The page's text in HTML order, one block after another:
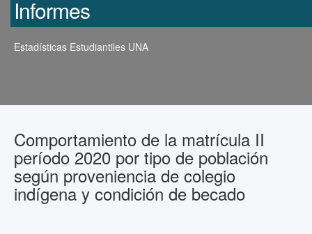
Informes
Estadísticas Estudiantiles UNA
Comportamiento de la matrícula II
período 2020 por tipo de población
según proveniencia de colegio
indígena y condición de becado